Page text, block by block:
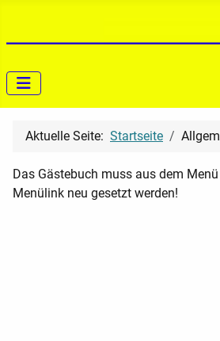
Aktuelle Seite: Startseite
Das Gästebuch muss aus dem
Menülink neu gesetzt werden!